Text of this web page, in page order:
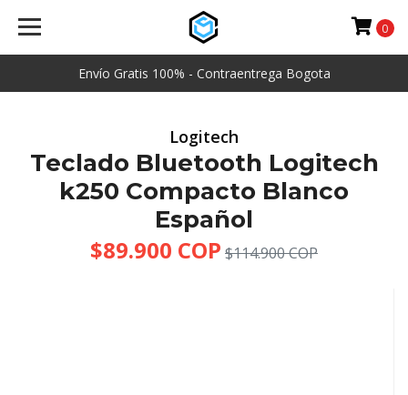
Envío Gratis 100% - Contraentrega Bogota
0
Logitech
Teclado Bluetooth Logitech
k250 Compacto Blanco
Español
$89.900 COP $114.900 COP